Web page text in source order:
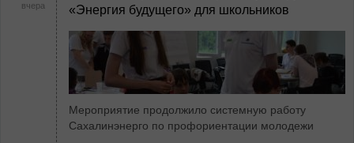
вчера
«Энергия будущего» для школьников
Мероприятие продолжило системную работу
Сахалинэнерго по профориентации молодежи